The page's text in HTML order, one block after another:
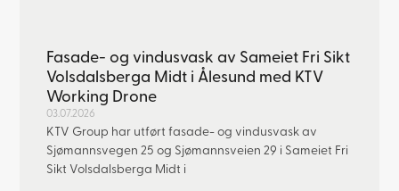
Fasade- og vindusvask av Sameiet Fri Sikt
Volsdalsberga Midt i Ålesund med KTV
Working Drone
03.07.2026
KTV Group har utført fasade- og vindusvask av
Sjømannsvegen 25 og Sjømannsveien 29 i Sameiet Fri
Sikt Volsdalsberga Midt i